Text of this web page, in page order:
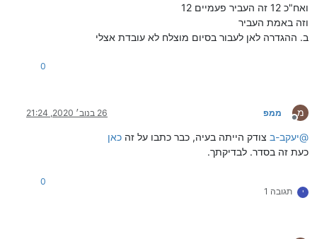
ואח"כ 12 זה העביר פעמיים 12
וזה באמת העביר
ב. ההגדרה לאן לעבור בסיום מוצלח לא עובדת אצלי
0
מ
מנותק
ממפ 26 בנוב׳ 2020, 21:24
@יעקב-ב צודק הייתה בעיה, כבר כתבו על זה כאן
כעת זה בסדר. לבדיקתך.
י תגובה 1
0